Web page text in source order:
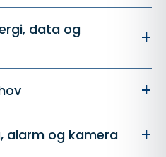
data og
+
+
alarm og kamera +